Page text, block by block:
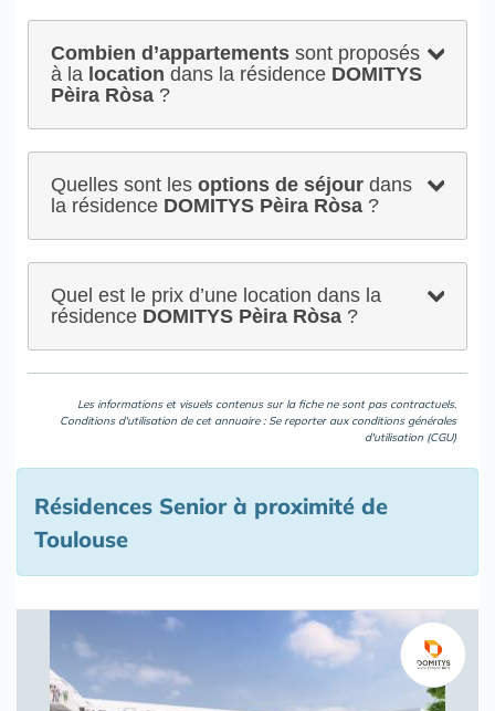
Combien d’appartements sont proposés
à la location dans la résidence DOMITYS
Pèira Ròsa ?
Quelles sont les options de séjour dans
la résidence DOMITYS Pèira Ròsa ?
Quel est le prix d’une location dans la
résidence DOMITYS Pèira Ròsa ?
Les informations et visuels contenus sur la fiche ne sont pas contractuels.
Conditions d'utilisation de cet annuaire : Se reporter aux conditions générales
d'utilisation (CGU)
Résidences Senior à proximité de
Toulouse